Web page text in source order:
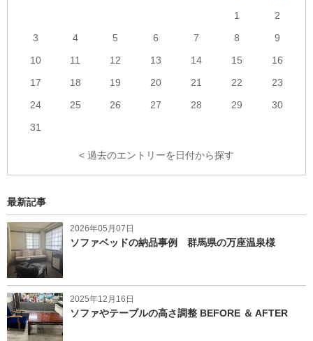
1
2
3
4 5 6 7 8
9
10
11 12 13 14 15
16
17
18 19 20 21 22
23
24
25 26 27 28 29
30
31
< 過去のエントリーを日付から探す
最新記事
2026年05月07日
ソファベッドの納品事例 群馬県の万座温泉様
2025年12月16日
ソファやテーブルの高さ調整 BEFORE ＆ AFTER